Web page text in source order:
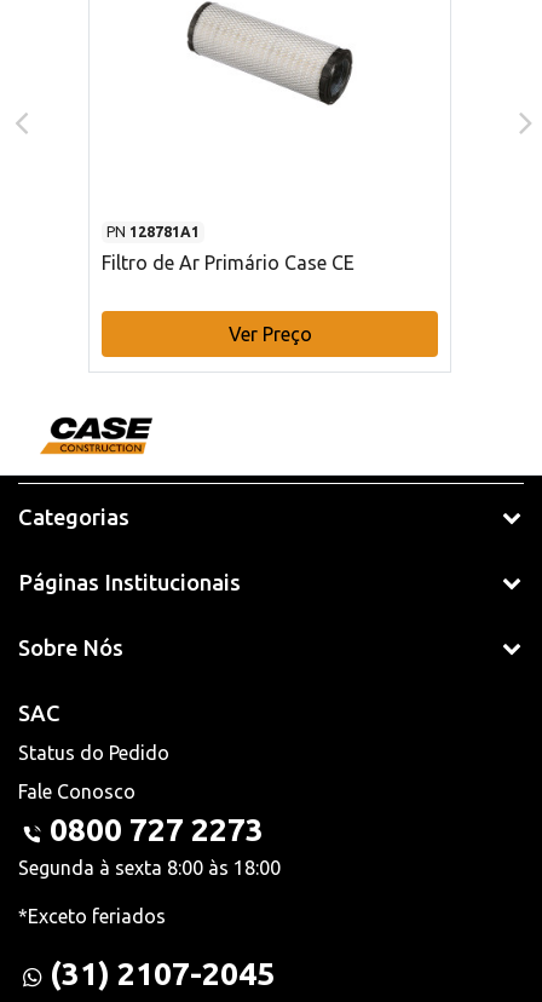
PN 128781A1
Filtro de Ar Primário Case CE
Ver Preço
Categorias
Páginas Institucionais
Sobre Nós
SAC
Status do Pedido
Fale Conosco
0800 727 2273
Segunda à sexta 8:00 às 18:00
*Exceto feriados
(31) 2107-2045